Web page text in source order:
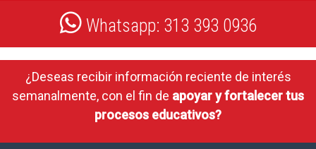
Whatsapp: 313 393 0936
¿Deseas recibir información reciente de interés
semanalmente, con el fin de apoyar y fortalecer tus
procesos educativos?